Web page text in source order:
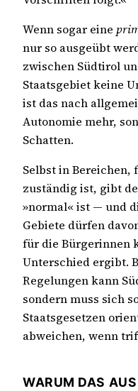
Wenn sogar eine
nur so ausgeübt
zwischen Südtirol
Staatsgebiet keine
ist das nach
Autonomie mehr,
Schatten.
Selbst in
zuständig ist, gibt
»normal« ist — und
Gebiete dürfen
für die Bürgerinnen
Unterschied ergibt.
Regelungen kann
sondern muss sich
Staatsgesetzen
abweichen, wenn
WARUM DAS